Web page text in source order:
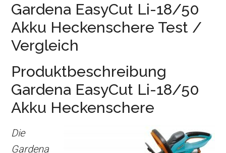
Gardena EasyCut Li-18/50
Akku Heckenschere Test /
Vergleich
Produktbeschreibung
Gardena EasyCut Li-18/50
Akku Heckenschere
Die
Gardena